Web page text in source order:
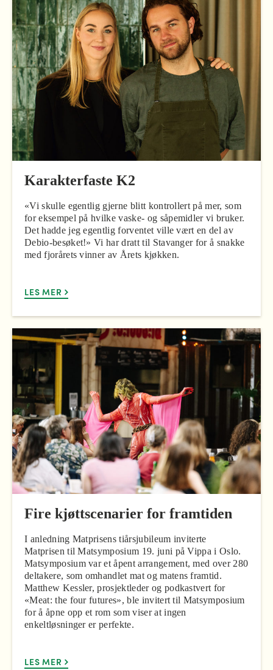
Karakterfaste K2
«Vi skulle egentlig gjerne blitt kontrollert på mer, som
for eksempel på hvilke vaske- og såpemidler vi bruker.
Det hadde jeg egentlig forventet ville vært en del av
Debio-besøket!» Vi har dratt til Stavanger for å snakke
med fjorårets vinner av Årets kjøkken.
LES MER
Fire kjøttscenarier for framtiden
I anledning Matprisens tiårsjubileum inviterte
Matprisen til Matsymposium 19. juni på Vippa i Oslo.
Matsymposium var et åpent arrangement, med over 280
deltakere, som omhandlet mat og matens framtid.
Matthew Kessler, prosjektleder og podkastvert for
«Meat: the four futures», ble invitert til Matsymposium
for å åpne opp et rom som viser at ingen
enkeltløsninger er perfekte.
LES MER